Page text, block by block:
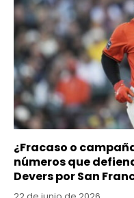
¿Fracaso o
números que
Devers por San